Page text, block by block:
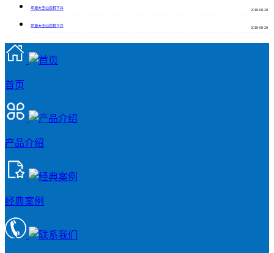
坪塘大王山挖机下井
2018-08-20
坪塘大王山挖机下井
2018-08-20
首页
产品介绍
经典案例